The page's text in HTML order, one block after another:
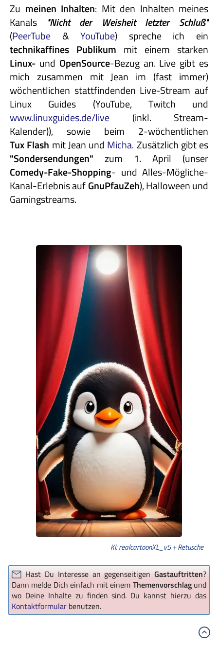
Zu meinen Inhalten: Mit den Inhalten meines
Kanals
"Nicht der Weisheit letzter
Schluß"
(PeerTube &YouTube) spreche ich ein
technikaffines Publikum mit einem starken
Linux- und OpenSource-Bezug an. Live gibt es
mich zusammen mit Jean im (fast immer)
wöchentlichen stattfindenden Live-Stream auf
Linux Guides (YouTube, Twitch und
www.linuxguides.de/live (inkl. Stream-
Kalender)), sowie beim 2-wöchentlichen
Tux Flash mit Jean und Micha. Zusätzlich gibt es
"Sondersendungen" zum 1. April (unser
Comedy-Fake-Shopping- und Alles-Mögliche-
Kanal-Erlebnis aufGnuPfauZeh), Halloween und
Gamingstreams.
KI: realcartoonXL_v5 + Retusche
Hast Du Interesse an gegenseitigen Gastauftritten?
Dann melde Dich einfach mit einem Themenvorschlagund
wo Deine Inhalte zu finden sind. Du kannst hierzu das
Kontaktformular benutzen.